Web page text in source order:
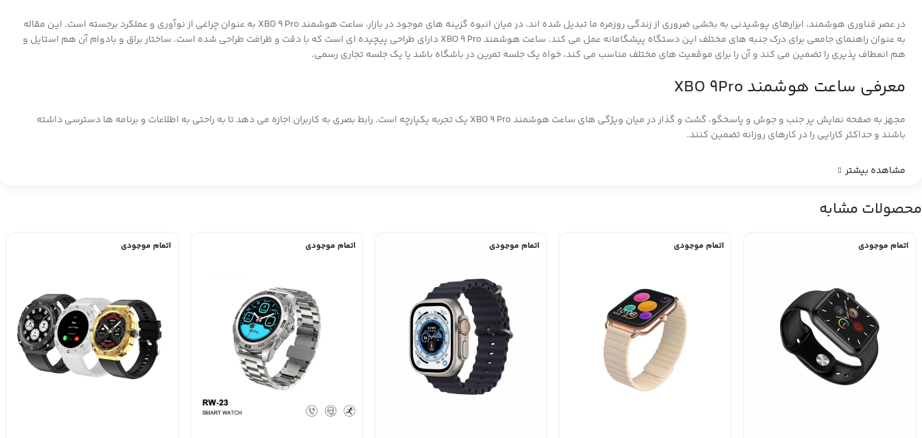
در عصر فناوری هوشمند، ابزارهای پوشیدنی به بخشی ضروری از زندگی روزمره ما تبدیل شده اند. در میان انبوه گزینه های موجود در بازار، ساعت هوشمند XBO 9 Pro به عنوان چراغی از نوآوری و عملکرد برجسته است. این مقاله
به عنوان راهنمای جامعی برای درک جنبه های مختلف این دستگاه پیشگامانه عمل می کند. ساعت هوشمند XBO 9 Pro دارای طراحی پیچیده ای است که با دقت و ظرافت طراحی شده است. ساختار براق و بادوام آن هم استایل و
هم انعطاف پذیری را تضمین می کند و آن را برای موقعیت های مختلف مناسب می کند، خواه یک جلسه تمرین در باشگاه باشد یا یک جلسه تجاری رسمی.
معرفی ساعت هوشمند XBO 9Pro
مجهز به صفحه نمایش پر جنب و جوش و پاسخگو، گشت و گذار در میان ویژگی های ساعت هوشمند XBO 9 Pro یک تجربه یکپارچه است. رابط بصری به کاربران اجازه می دهد تا به راحتی به اطلاعات و برنامه ها دسترسی داشته
باشند و حداکثر کارایی را در کارهای روزانه تضمین کنند.
مشاهده بیشتر
محصولات مشابه
اتمام موجودی اتمام موجودی اتمام موجودی اتمام موجودی اتمام موجودی